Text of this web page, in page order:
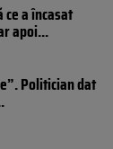
a încasat
apoi...
Politician dat